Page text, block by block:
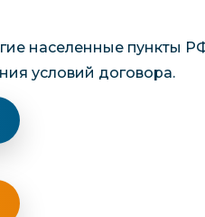
населенные пункты
условий договора.